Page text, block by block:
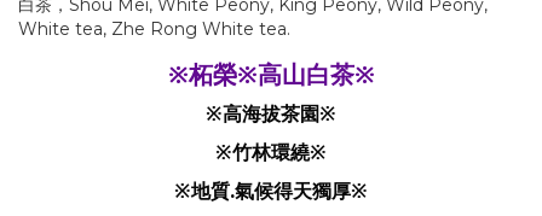
※柘榮※高山白茶※
※高海拔茶園※
※竹林環繞※
※地質.氣候得天獨厚※